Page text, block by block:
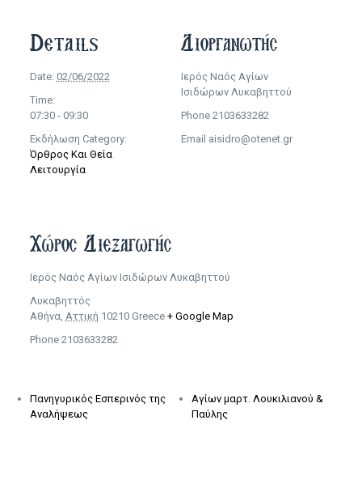
Details
Date: 02/06/2022
Time:
07:30 - 09:30
Εκδήλωση Category:
Όρθρος Και Θεία
Λειτουργία
Χώρος Διεξαγωγής
Ιερός Ναός Αγίων Ισιδώρων Λυκαβηττού
Λυκαβηττός
Αθήνα, Αττική 10210 Greece + Google Map
Phone 2103633282
Διοργανωτής
Ιερός Ναός Αγίων
Ισιδώρων Λυκαβηττού
Phone 2103633282
Email aisidro@otenet.gr
Πανηγυρικός Εσπερινός της
Αναλήψεως
Αγίων μαρτ. Λουκιλιανού &
Παύλης